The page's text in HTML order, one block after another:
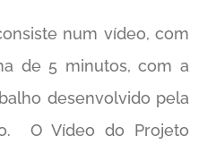
num vídeo, com
de 5 minutos, com a
desenvolvido pela
O Vídeo do Projeto